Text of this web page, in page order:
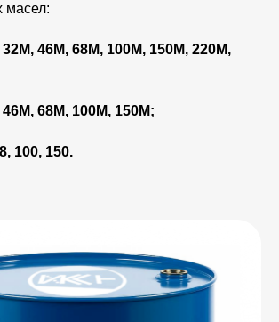
масел:
46М, 68М, 100М, 150М, 220М,
68М, 100М, 150М;
100, 150.